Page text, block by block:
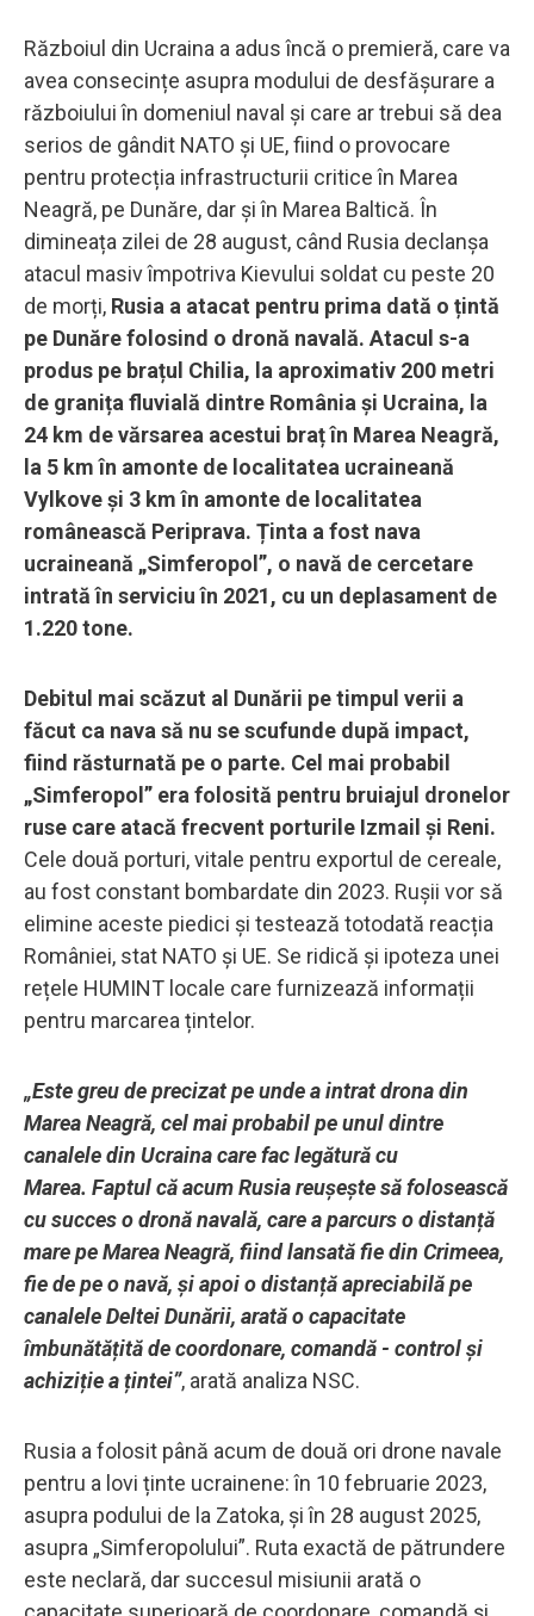
Războiul din Ucraina a adus încă o premieră, care va
avea consecințe asupra modului de desfășurare a
războiului în domeniul naval și care ar trebui să dea
serios de gândit NATO și UE, fiind o provocare
pentru protecția infrastructurii critice în Marea
Neagră, pe Dunăre, dar și în Marea Baltică. În
dimineața zilei de 28 august, când Rusia declanșa
atacul masiv împotriva Kievului soldat cu peste 20
de morți, Rusia a atacat pentru prima dată o țintă
pe Dunăre folosind o dronă navală. Atacul s-a
produs pe brațul Chilia, la aproximativ 200 metri
de granița fluvială dintre România și Ucraina, la
24 km de vărsarea acestui braț în Marea Neagră,
la 5 km în amonte de localitatea ucraineană
Vylkove și 3 km în amonte de localitatea
românească Periprava. Ținta a fost nava
ucraineană „Simferopol”, o navă de cercetare
intrată în serviciu în 2021, cu un deplasament de
1.220 tone.
Debitul mai scăzut al Dunării pe timpul verii a
făcut ca nava să nu se scufunde după impact,
fiind răsturnată pe o parte. Cel mai probabil
„Simferopol” era folosită pentru bruiajul dronelor
ruse care atacă frecvent porturile Izmail și Reni.
Cele două porturi, vitale pentru exportul de cereale,
au fost constant bombardate din 2023. Rușii vor să
elimine aceste piedici și testează totodată reacția
României, stat NATO și UE. Se ridică și ipoteza unei
rețele HUMINT locale care furnizează informații
pentru marcarea țintelor.
„Este greu de precizat pe unde a intrat drona din
Marea Neagră, cel mai probabil pe unul dintre
canalele din Ucraina care fac legătură cu
Marea. Faptul că acum Rusia reușește să folosească
cu succes o dronă navală, care a parcurs o distanță
mare pe Marea Neagră, fiind lansată fie din Crimeea,
fie de pe o navă, și apoi o distanță apreciabilă pe
canalele Deltei Dunării, arată o capacitate
îmbunătățită de coordonare, comandă - control și
achiziție a țintei”, arată analiza NSC.
Rusia a folosit până acum de două ori drone navale
pentru a lovi ținte ucrainene: în 10 februarie 2023,
asupra podului de la Zatoka, și în 28 august 2025,
asupra „Simferopolului”. Ruta exactă de pătrundere
este neclară, dar succesul misiunii arată o